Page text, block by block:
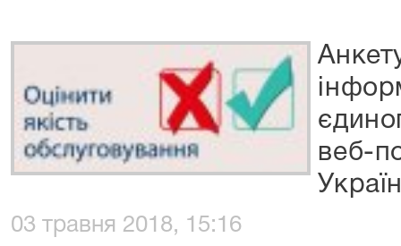
веб-
03 травня 2018, 15:16